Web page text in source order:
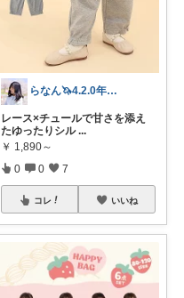
らなん🦄4.2.0年子育児
レース×チュールで甘さを添え
たゆったりシル ...
￥ 1,890～
0 0 7
コレ いいね